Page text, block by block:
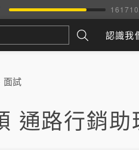
161710
認識我
面試
通路行銷助